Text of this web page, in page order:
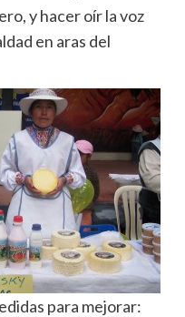
y hacer oír la voz
en aras del
para mejorar: